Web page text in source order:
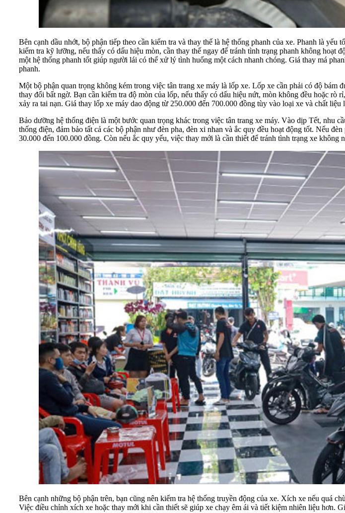
Bên cạnh dầu nhớt, bộ phận tiếp theo cần kiểm tra và thay thế là hệ thống phanh của xe. Phanh là
kiểm tra kỹ lưỡng, nếu thấy có dấu hiệu mòn, cần thay thế ngay để tránh tình trạng phanh không
một hệ thống phanh tốt giúp người lái có thể xử lý tình huống một cách nhanh chóng. Giá thay má
phanh.
Một bộ phận quan trọng không kém trong việc tân trang xe máy là lốp xe. Lốp xe cần phải có độ
thay đổi bất ngờ. Bạn cần kiểm tra độ mòn của lốp, nếu thấy có dấu hiệu nứt, mòn không đều hoặc
xảy ra tai nạn. Giá thay lốp xe máy dao động từ 250.000 đến 700.000 đồng tùy vào loại xe và chất liệu
Bảo dưỡng hệ thống điện là một bước quan trọng khác trong việc tân trang xe máy. Vào dịp Tết, nhu
thống điện, đảm bảo tất cả các bộ phận như đèn pha, đèn xi nhan và ắc quy đều hoạt động tốt. Nếu
30.000 đến 100.000 đồng. Còn nếu ắc quy yếu, việc thay mới là cần thiết để tránh tình trạng xe
Bên cạnh những bộ phận trên, bạn cũng nên kiểm tra hệ thống truyền động của xe. Xích xe nếu quá
Việc điều chỉnh xích xe hoặc thay mới khi cần thiết sẽ giúp xe chạy êm ái và tiết kiệm nhiên liệu hơn.